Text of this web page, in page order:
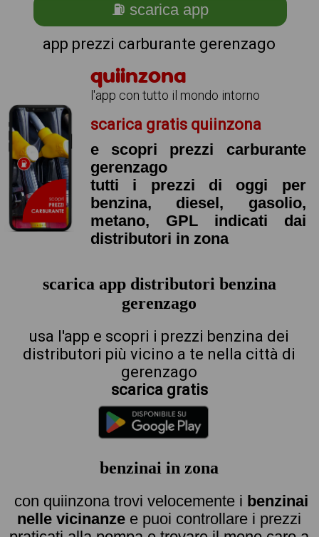
⛽ scarica app
app prezzi carburante gerenzago
quiinzona
l'app con tutto il mondo intorno
scarica gratis quiinzona
e scopri prezzi carburante
gerenzago
tutti i prezzi di oggi per
benzina, diesel, gasolio,
metano, GPL indicati dai
distributori in zona
scarica app distributori benzina
gerenzago
usa l'app e scopri i prezzi benzina dei
distributori più vicino a te nella città di
gerenzago
scarica gratis
benzinai in zona
con quiinzona trovi velocemente i benzinai
nelle vicinanze e puoi controllare i prezzi